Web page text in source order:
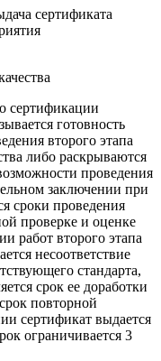
сертификата
сертификации
готовность
второго этапа
либо раскрываются
проведения
заключении при
сроки проведения
проверке и оценке
работ второго этапа
несоответствие
стандарта,
срок ее доработки
повторной
сертификат выдается
ограничивается 3